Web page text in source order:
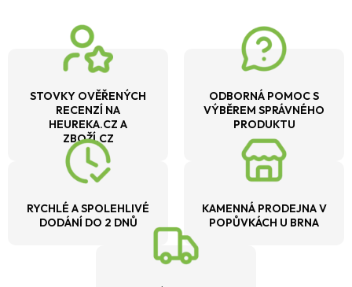
STOVKY OVĚŘENÝCH
RECENZÍ NA
HEUREKA.CZ A
ZBOŽÍ.CZ
ODBORNÁ POMOC S
VÝBĚREM SPRÁVNÉHO
PRODUKTU
RYCHLÉ A SPOLEHLIVÉ
DODÁNÍ DO 2 DNŮ
KAMENNÁ PRODEJNA V
POPŮVKÁCH U BRNA